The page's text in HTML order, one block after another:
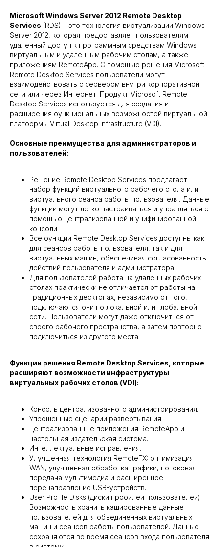
Microsoft Windows Server 2012 Remote Desktop
Services (RDS) – это технология виртуализации Windows
Server 2012, которая предоставляет пользователям
удаленный доступ к программным средствам Windows:
виртуальным и удаленным рабочим столам, а также
приложениям RemoteApp. С помощью решения Microsoft
Remote Desktop Services пользователи могут
взаимодействовать с сервером внутри корпоративной
сети или через Интернет. Продукт Microsoft Remote
Desktop Services используется для создания и
расширения функциональных возможностей виртуальной
платформы Virtual Desktop Infrastructure (VDI).
Основные преимущества для администраторов и
пользователей:
Решение Remote Desktop Services предлагает
набор функций виртуального рабочего стола или
виртуального сеанса работы пользователя. Данные
функции могут легко настраиваться и управляться с
помощью централизованной и унифицированной
консоли.
Все функции Remote Desktop Services доступны как
для сеансов работы пользователя, так и для
виртуальных машин, обеспечивая согласованность
действий пользователя и администратора.
Для пользователей работа на удаленных рабочих
столах практически не отличается от работы на
традиционных десктопах, независимо от того,
подключаются они по локальной или глобальной
сети. Пользователи могут даже отключиться от
своего рабочего пространства, а затем повторно
подключиться из другого места.
Функции решения Remote Desktop Services, которые
расширяют возможности инфраструктуры
виртуальных рабочих столов (VDI):
Консоль централизованного администрирования.
Упрощенные сценарии развертывания.
Централизованные приложения RemoteApp и
настольная издательская система.
Интеллектуальные исправления.
Улучшенная технология RemoteFX: оптимизация
WAN, улучшенная обработка графики, потоковая
передача мультимедиа и расширенное
перенаправление USB-устройств.
User Profile Disks (диски профилей пользователей).
Возможность хранить кэшированные данные
пользователей для объединенных виртуальных
машин и сеансов работы пользователей. Данные
сохраняются во время сеансов входа пользователя